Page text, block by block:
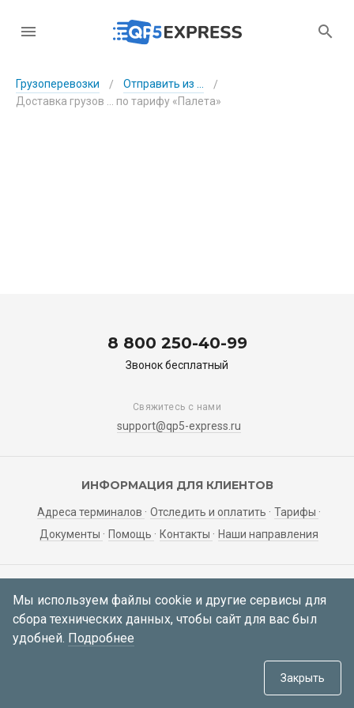
Грузоперевозки / Отправить из ...
/
Доставка грузов ... по тарифу «Палета»
8 800 250-40-99
Звонок бесплатный
Свяжитесь с нами
support@qp5-express.ru
ИНФОРМАЦИЯ ДЛЯ КЛИЕНТОВ
Адреса терминалов Отследить и оплатить
Тарифы
Документы
Помощь Контакты Наши направления
ЛИЧНЫЙ КАБИНЕТ
Мои заявки Регистрация Вход
634034, Томская область, г. Томск,
Мы используем файлы cookie и другие сервисы для
сбора технических данных, чтобы сайт для вас был
удобней. Подробнее
Закрыть